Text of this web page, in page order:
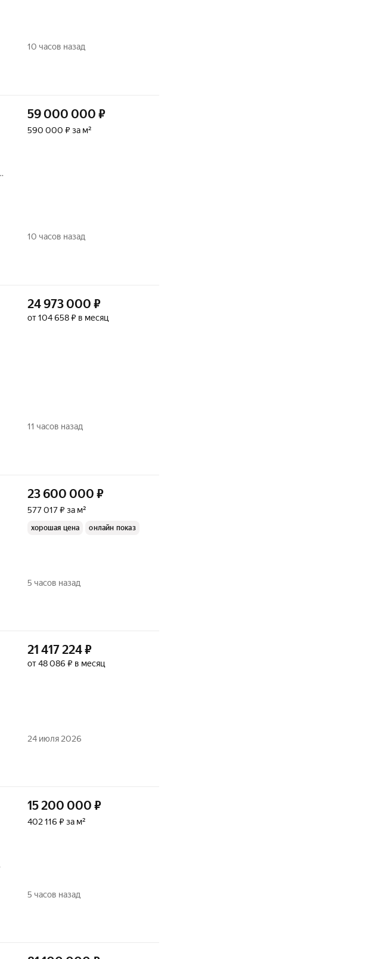
10 часов назад
59 000 000 ₽
590 000 ₽ за м²
10 часов назад
24 973 000 ₽
от 104 658 ₽ в месяц
11 часов назад
23 600 000 ₽
577 017 ₽ за м²
хорошая цена онлайн показ
5 часов назад
21 417 224₽
от 48 086 ₽ в месяц
24 июля 2026
15 200 000 ₽
402 116 ₽ за м²
5 часов назад